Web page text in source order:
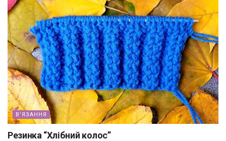
В’ЯЗАННЯ
Резинка “Хлібний колос”